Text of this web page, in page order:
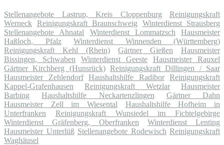
Stellenangebote Lastrup, Kreis Cloppenburg
Reinigungskraft
Werneck Reinigungskraft Braunschweig
Winterdienst Strausberg
Stellenangebote Ahnatal
Winterdienst Lommatzsch
Hausmeister
Haßloch, Pfalz
Winterdienst Winnenden (Württemberg)
Reinigungskraft Kehl (Rhein)
Gärtner Gießen
Hausmeister
Bissingen, Schwaben
Winterdienst Geeste
Hausmeister Rauxel
Gärtner Kirchberg (Hunsrück) Reinigungskraft Dillingen / Saar
Hausmeister Zehlendorf
Haushaltshilfe Radibor
Reinigungskraft
Kappel-Grafenhausen
Reinigungskraft Wetzlar
Hausmeister
Barbing
Haushaltshilfe Neckartenzlingen
Gärtner Dahn
Hausmeister Zell im Wiesental
Haushaltshilfe Hofheim in
Unterfranken
Reinigungskraft Wunsiedel im Fichtelgebirge
Winterdienst Gräfenberg, Oberfranken
Winterdienst Lenting
Hausmeister Unterlüß Stellenangebote Rodewisch Reinigungskraft
Waghäusel